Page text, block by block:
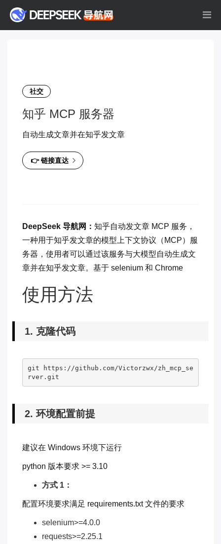
社交
知乎 MCP 服务器
自动生成文章并在知乎发文章
👉 链接直达
DeepSeek 导航网： 知乎自动发文章 MCP 服务，
一种用于知乎发文章的模型上下文协议（MCP）服
务器，使用者可以通过该服务与大模型自动生成文
章并在知乎发文章。基于 selenium 和 Chrome
使用方法
1. 克隆代码
git https://github.com/Victorzwx/zh_mcp_se
2. 环境配置前提
建议在 Windows 环境下运行
python 版本要求 >= 3.10
方式 1：
配置环境要求满足 requirements.txt 文件的要求
selenium>=4.0.0
requests>=2.25.1